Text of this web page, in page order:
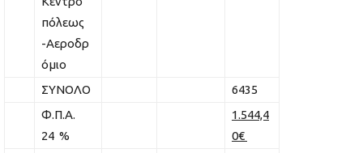
πόλεως
-Αεροδρ
όμιο
ΣΥΝΟΛΟ
6435
Φ.Π.Α.
24 %
1.544,4
0€